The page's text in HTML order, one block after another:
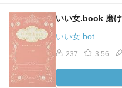
いい女.book 磨
いい女.bot
237 3.56